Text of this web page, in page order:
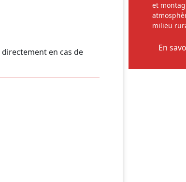
en cas de
et
milieu
En